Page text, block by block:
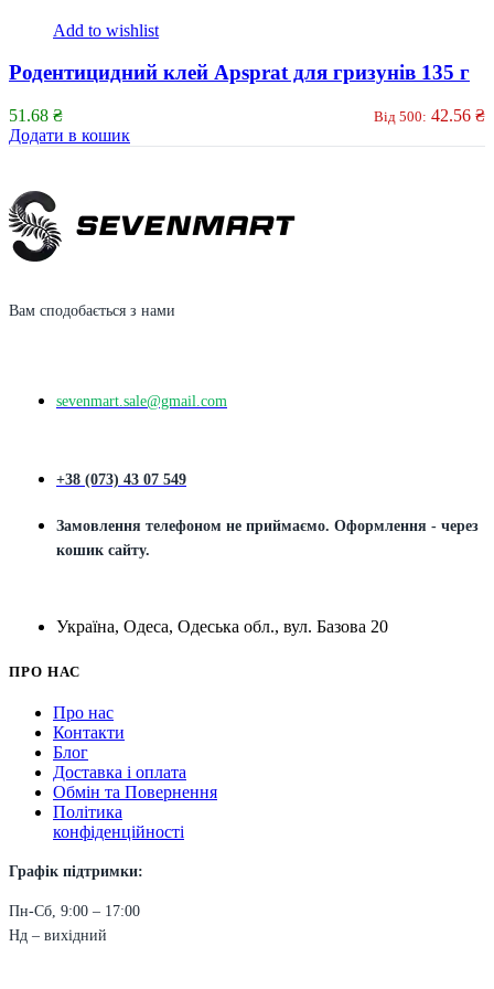
Add to wishlist
Родентицидний клей Apsprat для гризунів 135 г
51.68 ₴ Від 500: 42.56 ₴
Додати в кошик
Вам сподобається з нами
sevenmart.sale@gmail.com
+38 (073) 43 07 549
Замовлення телефоном не приймаємо. Оформлення - через
кошик сайту.
Україна, Одеса, Одеська обл., вул. Базова 20
ПРО НАС
Про нас
Контакти
Блог
Доставка і оплата
Обмін та Повернення
Політика
конфіденційності
Графік підтримки:
Пн-Сб, 9:00 – 17:00
Нд – вихідний